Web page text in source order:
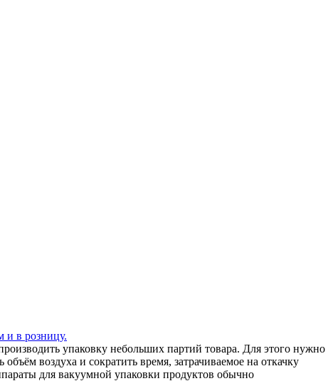
и в розницу.
упаковку небольших партий товара. Для этого нужно
воздуха и сократить время, затрачиваемое на откачку
для вакуумной упаковки продуктов обычно